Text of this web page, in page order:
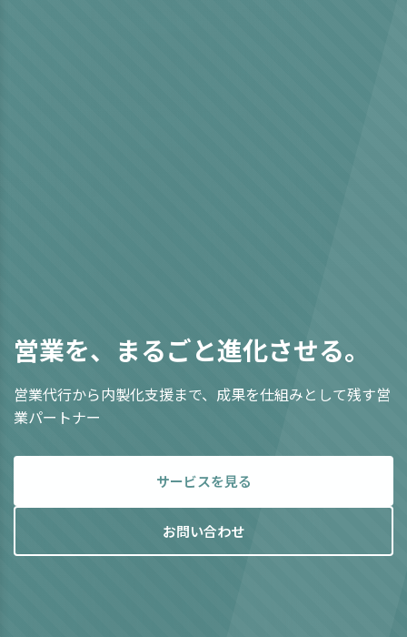
営業を、まるごと進化させる。
営業代行から内製化支援まで、成果を仕組みとして残す営
業パートナー
サービスを見る
お問い合わせ